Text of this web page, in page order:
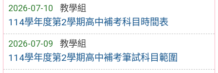
2026-07-10 教學組
114學年度第2學期高中補考科目時間表
2026-07-09 教學組
114學年度第2學期高中補考筆試科目範圍